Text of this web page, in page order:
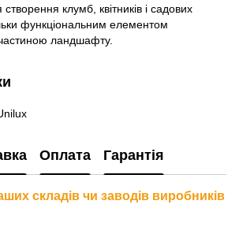
клумб, квітників і садових
функціональним елементом
ландшафту.
Оплата Гарантія
складів чи заводів виробників